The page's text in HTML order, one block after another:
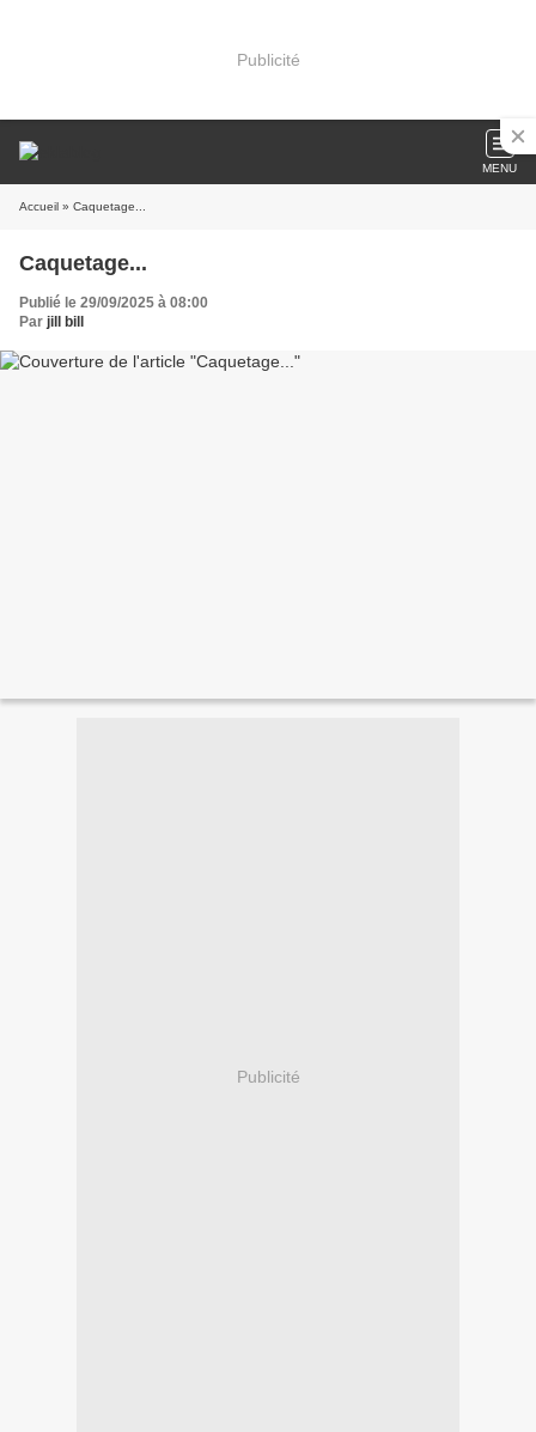
Publicité
MENU
Accueil » Caquetage...
Caquetage...
Publié le 29/09/2025 à 08:00
Par jill bill
Publicité